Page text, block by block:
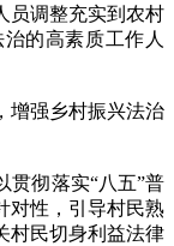
员调整充实到农村
的高素质工作人
强乡村振兴法治
彻落实“八五”普
对性，引导村民熟
村民切身利益法律